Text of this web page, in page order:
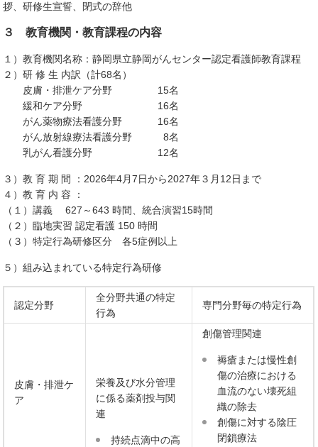
拶、研修生宣誓、閉式の辞他
３ 教育機関・教育課程の内容
１）教育機関名称：静岡県立静岡がんセンター認定看護師教育課程
２）研 修 生 内訳（計68名）
皮膚・排泄ケア分野 15名
緩和ケア分野 16名
がん薬物療法看護分野 16名
がん放射線療法看護分野 8名
乳がん看護分野 12名
３）教 育 期 間 ：2026年4月7日から2027年３月12日まで
４）教 育 内 容 ：
（１）講義 627～643 時間、統合演習15時間
（２）臨地実習 認定看護 150 時間
（３）特定行為研修区分 各5症例以上
５）組み込まれている特定行為研修
認定分野
全分野共通の特定
行為
専門分野毎の特定行為
皮膚・排泄ケ
ア
栄養及び水分管理
に係る薬剤投与関
連
持続点滴中の高
創傷管理関連
褥瘡または慢性創
傷の治療における
血流のない壊死組
織の除去
創傷に対する陰圧
閉鎖療法